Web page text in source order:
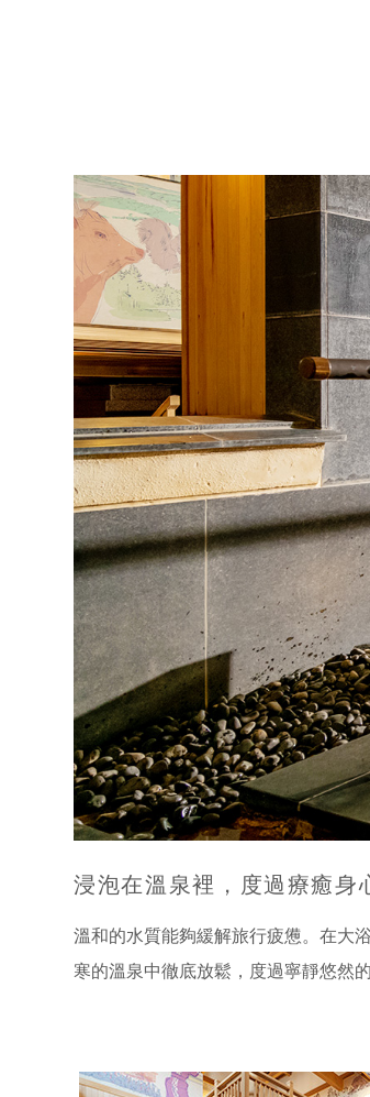
浸泡在溫泉裡， 度過療癒身
溫和的水質能夠緩解旅行疲憊。在大
寒的溫泉中徹底放鬆，度過寧靜悠然